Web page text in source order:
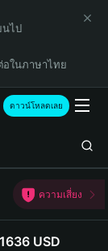
นไป
อในภาษาไทย
ดาวน์โหลดเลย
ความเสี่ยง
USD